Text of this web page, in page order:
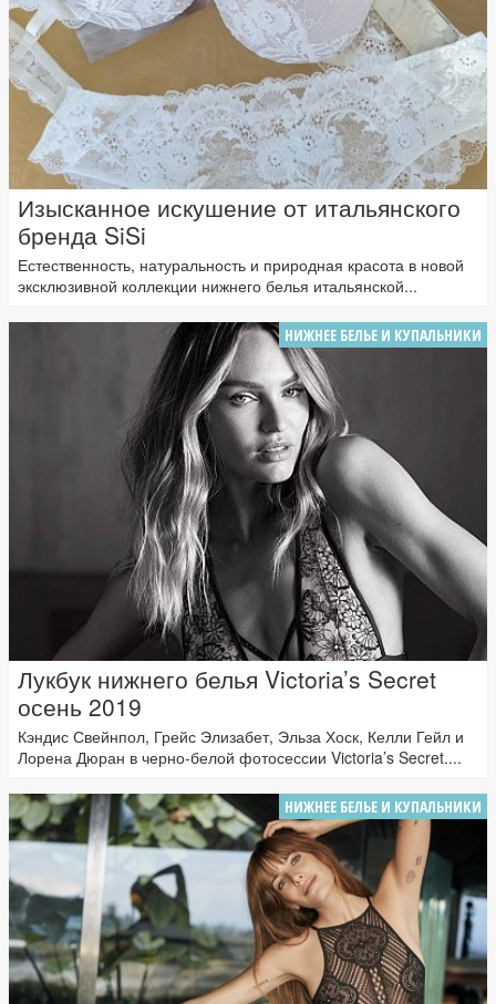
Изысканное искушение от итальянского
бренда SiSi
Естественность, натуральность и природная красота в новой
эксклюзивной коллекции нижнего белья итальянской...
НИЖНЕЕ БЕЛЬЕ И КУПАЛЬНИКИ
Лукбук нижнего белья Victoria’s Secret
осень 2019
Кэндис Свейнпол, Грейс Элизабет, Эльза Хоск, Келли Гейл и
Лорена Дюран в черно-белой фотосессии Victoria’s Secret....
НИЖНЕЕ БЕЛЬЕ И КУПАЛЬНИКИ